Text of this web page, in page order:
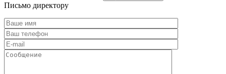
Письмо директору